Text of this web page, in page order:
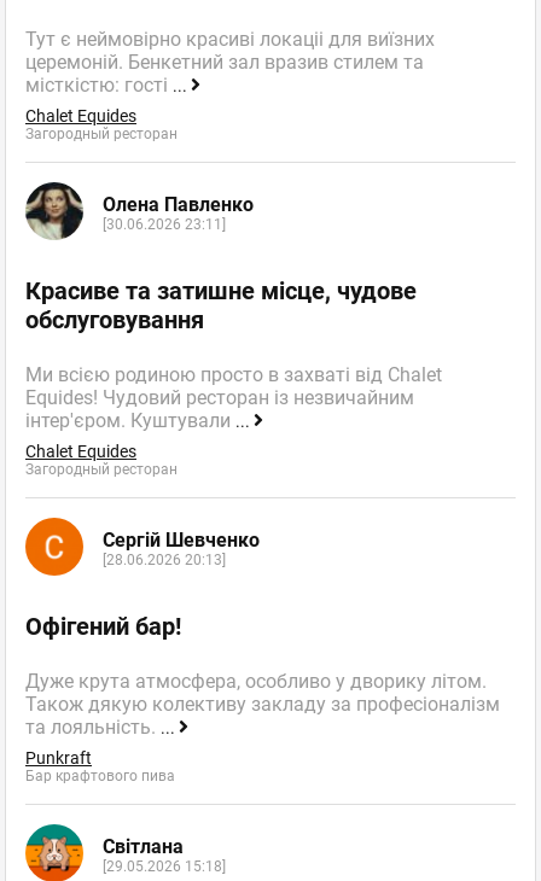
Тут є неймовірно красиві локаціі для виїзних
церемоній. Бенкетний зал вразив стилем та
місткістю: гості ...
Chalet Equides
Загородный ресторан
Олена Павленко
[30.06.2026 23:11]
Красиве та затишне місце, чудове
обслуговування
Ми всією родиною просто в захваті від Chalet
Equides! Чудовий ресторан із незвичайним
інтер'єром. Куштували ...
Chalet Equides
Загородный ресторан
Сергій Шевченко
[28.06.2026 20:13]
Офігений бар!
Дуже крута атмосфера, особливо у дворику літом.
Також дякую колективу закладу за професіоналізм
та лояльність. ...
Punkraft
Бар крафтового пива
Світлана
[29.05.2026 15:18]